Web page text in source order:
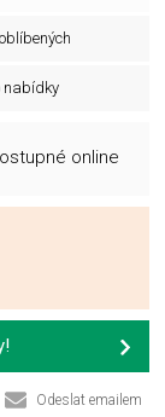
nabídky
online
Odeslat emailem